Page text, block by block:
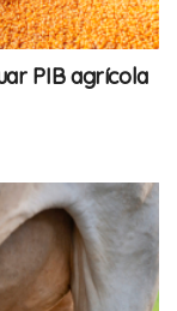
PIB agrícola